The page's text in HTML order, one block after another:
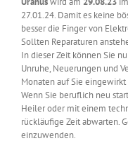
27.01.24. Damit es keine
besser die Finger von
Sollten Reparaturen
In dieser Zeit können Sie
Unruhe, Neuerungen und
Monaten auf Sie eingewirkt
Wenn Sie beruflich neu
Heiler oder mit einem
rückläufige Zeit abwarten.
einzuwenden.